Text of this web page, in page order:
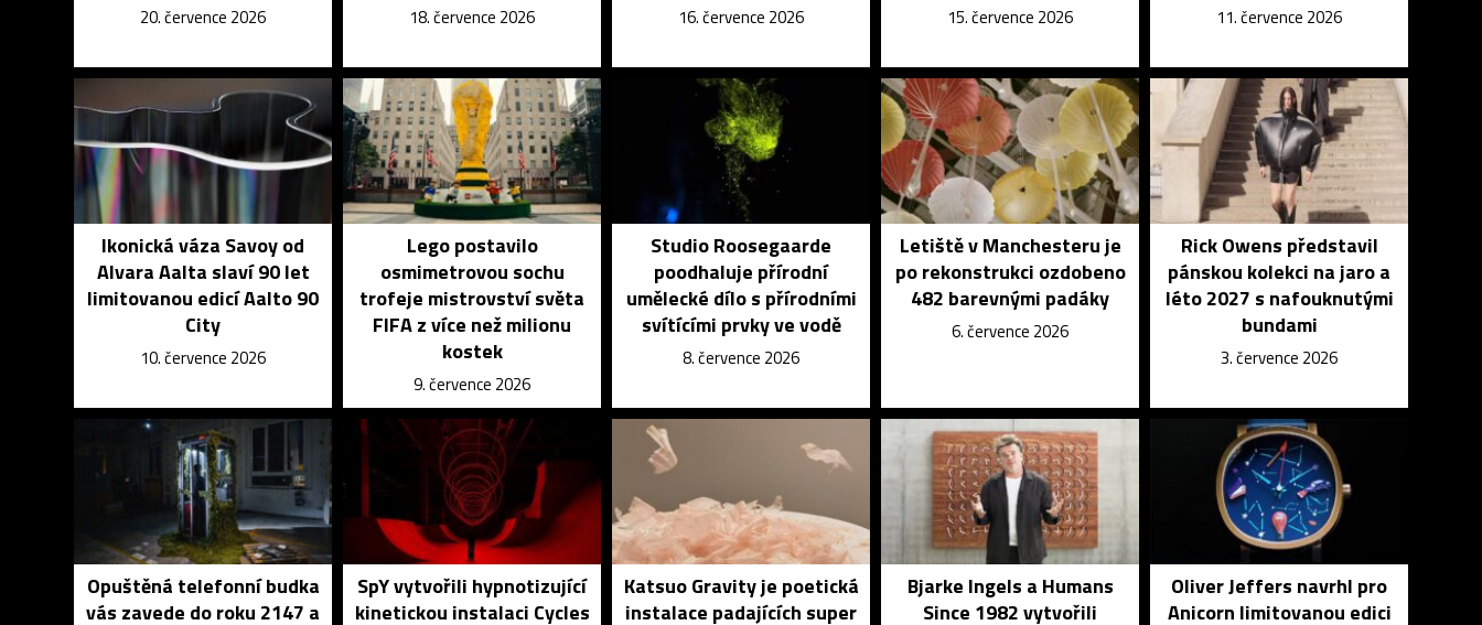
20. července 2026 18. července 2026 16. července 2026 15. července 2026 11. července 2026
Ikonická váza Savoy od
Alvara Aalta slaví 90 let
limitovanou edicí Aalto 90
City
10. července 2026
Lego postavilo
osmimetrovou sochu
trofeje mistrovství světa
FIFA z více než milionu
kostek
9. července 2026
Studio Roosegaarde
poodhaluje přírodní
umělecké dílo s přírodními
svítícími prvky ve vodě
8. července 2026
Letiště v Manchesteru je
po rekonstrukci ozdobeno
482 barevnými padáky
6. července 2026
Rick Owens představil
pánskou kolekci na jaro a
léto 2027 s nafouknutými
bundami
3. července 2026
Opuštěná telefonní budka
vás zavede do roku 2147 a
SpY vytvořili hypnotizující
kinetickou instalaci Cycles
Katsuo Gravity je poetická
instalace padajících super
Bjarke Ingels a Humans
Since 1982 vytvořili
Oliver Jeffers navrhl pro
Anicorn limitovanou edici